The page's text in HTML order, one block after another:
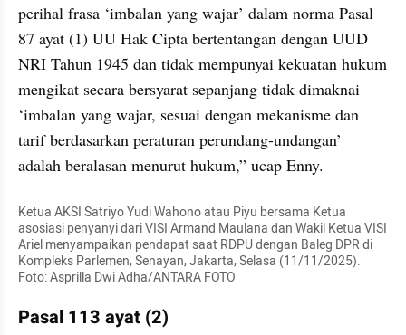
perihal frasa ‘imbalan yang wajar’ dalam norma Pasal
87 ayat (1) UU Hak Cipta bertentangan dengan UUD
NRI Tahun 1945 dan tidak mempunyai kekuatan hukum
mengikat secara bersyarat sepanjang tidak dimaknai
‘imbalan yang wajar, sesuai dengan mekanisme dan
tarif berdasarkan peraturan perundang-undangan’
adalah beralasan menurut hukum,” ucap Enny.
Ketua AKSI Satriyo Yudi Wahono atau Piyu bersama Ketua
asosiasi penyanyi dari VISI Armand Maulana dan Wakil Ketua VISI
Ariel menyampaikan pendapat saat RDPU dengan Baleg DPR di
Kompleks Parlemen, Senayan, Jakarta, Selasa (11/11/2025).
Foto: Asprilla Dwi Adha/ANTARA FOTO
Pasal 113 ayat (2)